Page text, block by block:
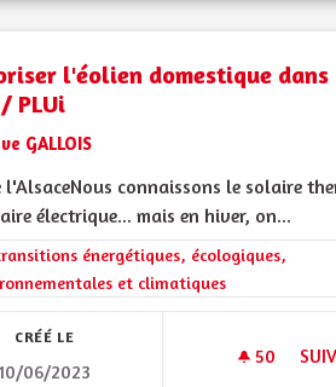
l'éolien domestique dans
PLUi
GALLOIS
l'AlsaceNous connaissons le solaire
électrique... mais en hiver, on...
les résultats de la catégorie : Les
énergétiques, écologiques,
et climatiques
CRÉÉ LE
06/2023
50 50